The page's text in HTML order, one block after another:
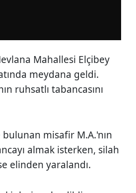
Mahallesi Elçibey
meydana geldi.
ruhsatlı tabancasını
bulunan misafir M.A.'nın
almak isterken, silah
elinden yaralandı.